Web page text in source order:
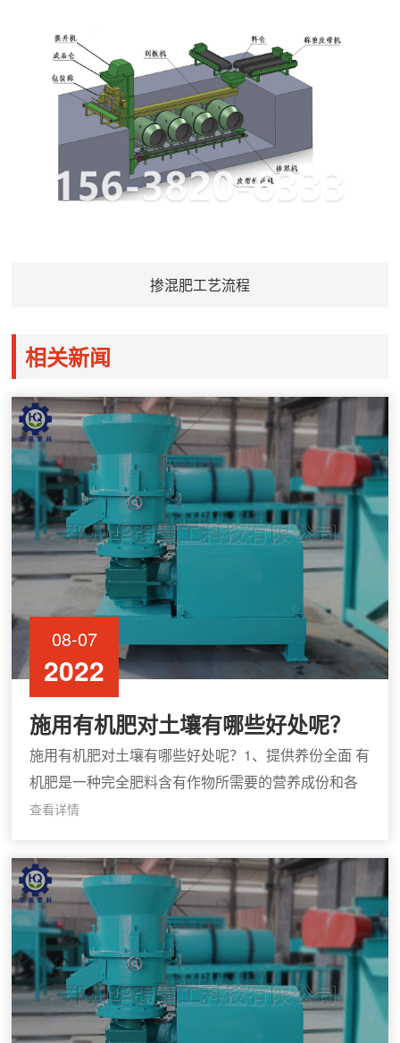
掺混肥工艺流程
相关新闻
施用有机肥对土壤有哪些好处呢？
施用有机肥对土壤有哪些好处呢？1、提供养份全面 有
机肥是一种完全肥料含有作物所需要的营养成份和各
种有益元素，而且养份比例全面，有利于作物吸收。
衡，越有利于作
查看详情
08-07
2022